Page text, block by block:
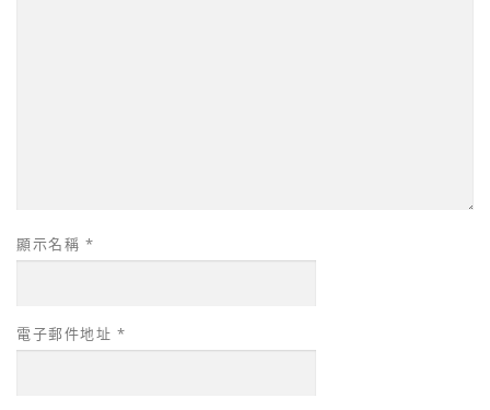
顯示名稱 *
電子郵件地址 *